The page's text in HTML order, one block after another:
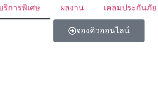
ริการพิเศษ ผลงาน เคลมประกันภัย
จองคิวออนไลน์